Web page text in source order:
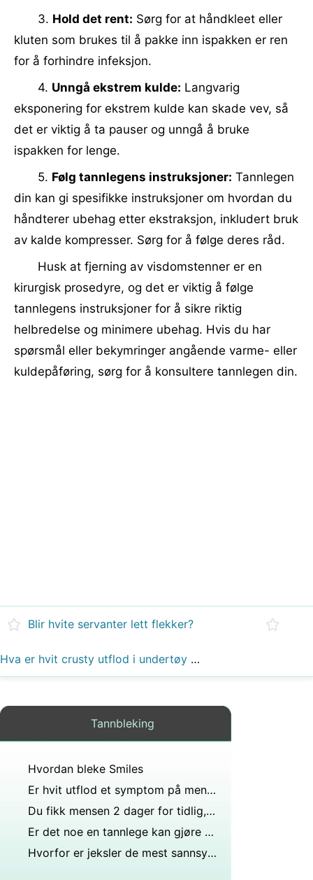
3. Hold det rent: Sørg for at håndkleet eller
kluten som brukes til å pakke inn ispakken er ren
for å forhindre infeksjon.
4. Unngå ekstrem kulde: Langvarig
eksponering for ekstrem kulde kan skade vev, så
det er viktig å ta pauser og unngå å bruke
ispakken for lenge.
5. Følg tannlegens instruksjoner: Tannlegen
din kan gi spesifikke instruksjoner om hvordan du
håndterer ubehag etter ekstraksjon, inkludert bruk
av kalde kompresser. Sørg for å følge deres råd.
Husk at fjerning av visdomstenner er en
kirurgisk prosedyre, og det er viktig å følge
tannlegens instruksjoner for å sikre riktig
helbredelse og minimere ubehag. Hvis du har
spørsmål eller bekymringer angående varme- eller
kuldepåføring, sørg for å konsultere tannlegen din.
Blir hvite servanter lett flekker?
Hva er hvit crusty utflod i undertøy fra?
Tannbleking
Hvordan bleke Smiles
Er hvit utflod et symptom på mensen?
Du fikk mensen 2 dager for tidlig, men det er ingenting som vanlig en lysere rødfarge og har eggehvite konsistens til også med små blodpropper kan være implantasjonsblødning?
Er det noe en tannlege kan gjøre for å få de kritthvite flekkene av tennene dine?
Hvorfor er jeksler de mest sannsynlige tennene for å bli forfalt?